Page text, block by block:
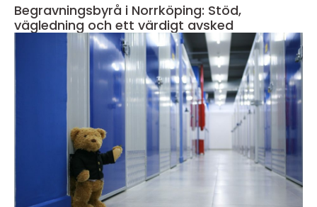
Begravningsbyrå i Norrköping: Stöd,
vägledning och ett värdigt avsked